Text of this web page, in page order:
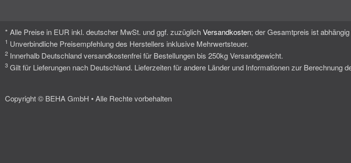
* Alle Preise in EUR inkl. deutscher MwSt. und ggf. zuzüglichVersandkosten; der Gesamtpreis ist
1 Unverbindliche Preisempfehlung des Herstellers inklusive Mehrwertsteuer.
2 Innerhalb Deutschland versandkostenfrei für Bestellungen bis 250kg Versandgewicht.
3 Gilt für Lieferungen nach Deutschland. Lieferzeiten für andere Länder und Informationen zur Berechnung
Copyright © BEHA GmbH • Alle Rechte vorbehalten